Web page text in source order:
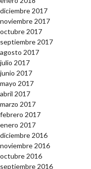
diciembre 2017
noviembre 2017
octubre 2017
septiembre 2017
agosto 2017
julio 2017
junio 2017
mayo 2017
abril 2017
marzo 2017
febrero 2017
enero 2017
diciembre 2016
noviembre 2016
octubre 2016
septiembre 2016